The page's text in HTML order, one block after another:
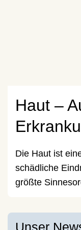
Haut –
Die Haut ist
schädliche
größte